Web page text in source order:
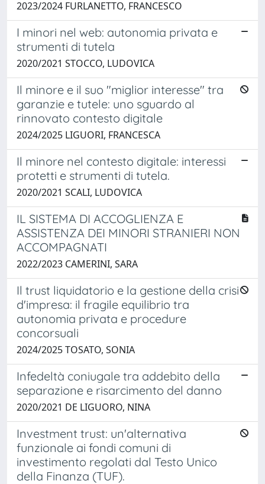
2023/2024 FURLANETTO, FRANCESCO
I minori nel web: autonomia privata e
strumenti di tutela
2020/2021 STOCCO, LUDOVICA
Il minore e il suo "miglior interesse" tra
garanzie e tutele: uno sguardo al
rinnovato contesto digitale
2024/2025 LIGUORI, FRANCESCA
Il minore nel contesto digitale: interessi
protetti e strumenti di tutela.
2020/2021 SCALI, LUDOVICA
IL SISTEMA DI ACCOGLIENZA E
ASSISTENZA DEI MINORI STRANIERI NON
ACCOMPAGNATI
2022/2023 CAMERINI, SARA
Il trust liquidatorio e la gestione della crisi
d'impresa: il fragile equilibrio tra
autonomia privata e procedure
concorsuali
2024/2025 TOSATO, SONIA
Infedeltà coniugale tra addebito della
separazione e risarcimento del danno
2020/2021 DE LIGUORO, NINA
Investment trust: un'alternativa
funzionale ai fondi comuni di
investimento regolati dal Testo Unico
della Finanza (TUF).